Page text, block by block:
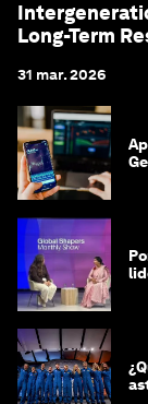
Long-Term
31 mar. 2026